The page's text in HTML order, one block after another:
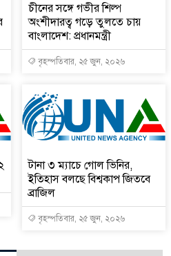
চীনের সঙ্গে গভীর শিল্প
অংশীদারত্ব গড়ে তুলতে চায়
বাংলাদেশ: প্রধানমন্ত্রী
বৃহস্পতিবার, ২৫ জুন, ২০২৬
টানা ৩ ম্যাচে গোল ভিনির,
ইতিহাস বলছে বিশ্বকাপ জিতবে
ব্রাজিল
বৃহস্পতিবার, ২৫ জুন, ২০২৬